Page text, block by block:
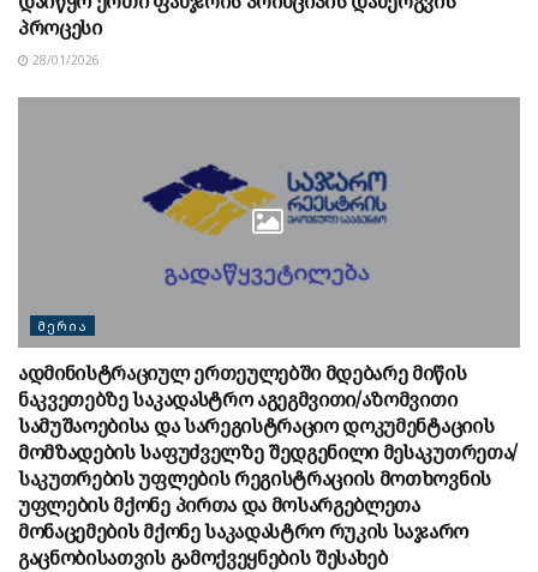
პროცესი
28/01/2026
ᲛᲔᲠᲘᲐ
ადმინისტრაციულ ერთეულებში მდებარე მიწის
ნაკვეთებზე საკადასტრო აგეგმვითი/აზომვითი
სამუშაოებისა და სარეგისტრაციო დოკუმენტაციის
მომზადების საფუძველზე შედგენილი მესაკუთრეთა/
საკუთრების უფლების რეგისტრაციის მოთხოვნის
უფლების მქონე პირთა და მოსარგებლეთა
მონაცემების მქონე საკადასტრო რუკის საჯარო
გაცნობისათვის გამოქვეყნების შესახებ